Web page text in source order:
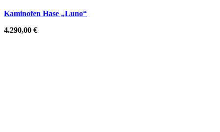
Kaminofen Hase „Luno“
4.290,00 €